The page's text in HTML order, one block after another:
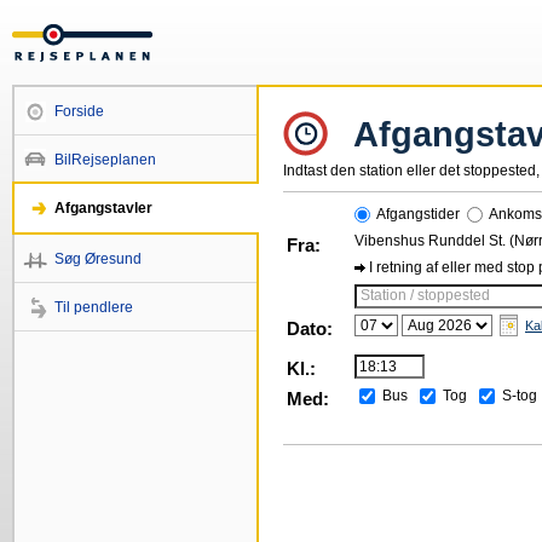
Forside
BilRejseplanen
Afgangstavler
Søg Øresund
Til pendlere
Indtast den station eller det
Afgangstider
Fra:
Vibenshus Runddel St.
I retning af eller med stop
Station / stoppested
Dato:
Kl.:
Med:
Bus Tog S-tog